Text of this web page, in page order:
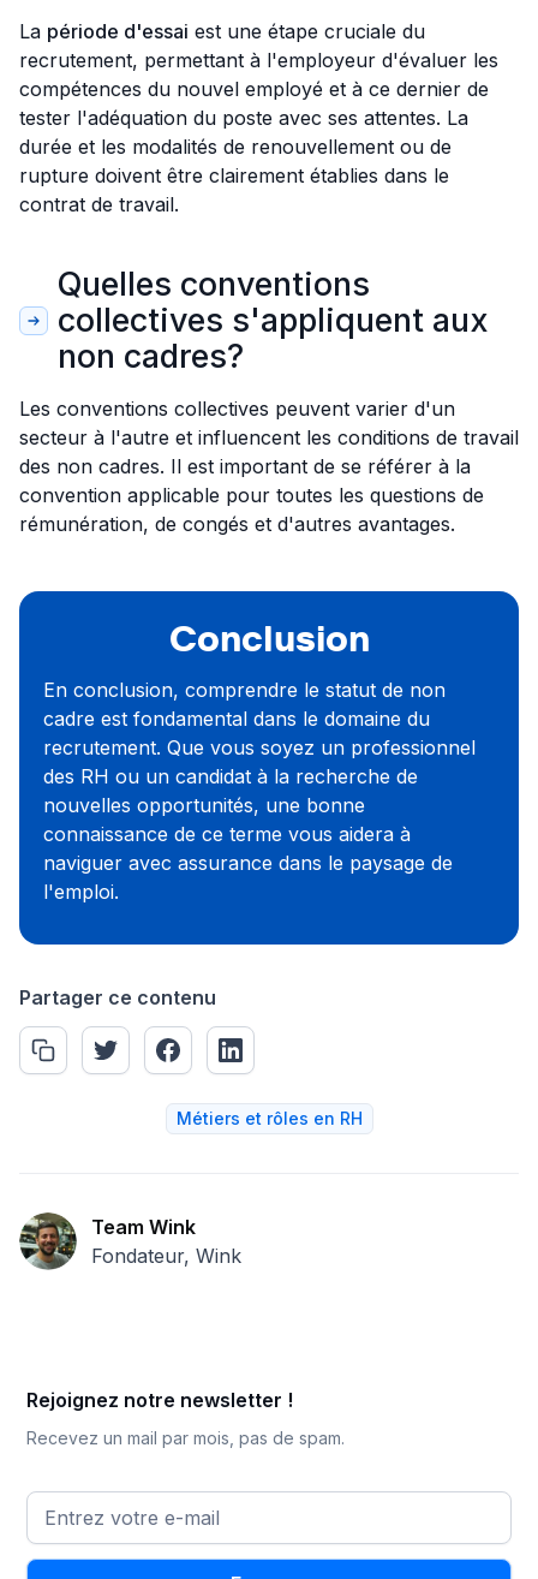
La période d'essai est une étape cruciale du
recrutement, permettant à l'employeur d'évaluer les
compétences du nouvel employé et à ce dernier de
tester l'adéquation du poste avec ses attentes. La
durée et les modalités de renouvellement ou de
rupture doivent être clairement établies dans le
contrat de travail.
Quelles conventions
collectives s'appliquent aux
non cadres?
Les conventions collectives peuvent varier d'un
secteur à l'autre et influencent les conditions de travail
des non cadres. Il est important de se référer à la
convention applicable pour toutes les questions de
rémunération, de congés et d'autres avantages.
Conclusion
En conclusion, comprendre le statut de non
cadre est fondamental dans le domaine du
recrutement. Que vous soyez un professionnel
des RH ou un candidat à la recherche de
nouvelles opportunités, une bonne
connaissance de ce terme vous aidera à
naviguer avec assurance dans le paysage de
l'emploi.
Partager ce contenu
Métiers et rôles en RH
Team Wink
Fondateur, Wink
Rejoignez notre newsletter !
Recevez un mail par mois, pas de spam.